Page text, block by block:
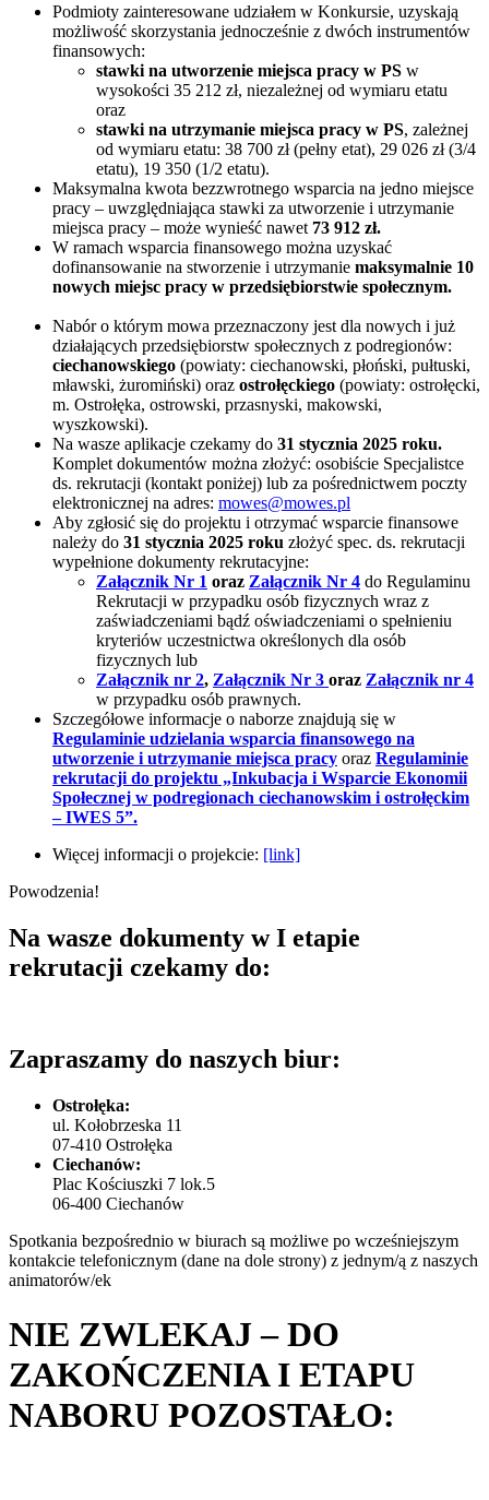
Podmioty zainteresowane udziałem w Konkursie, uzyskają
możliwość skorzystania jednocześnie z dwóch instrumentów
finansowych:
stawki na utworzenie miejsca pracy w PS w
wysokości 35 212 zł, niezależnej od wymiaru etatu
oraz
stawki na utrzymanie miejsca pracy w PS, zależnej
od wymiaru etatu: 38 700 zł (pełny etat), 29 026 zł (3/4
etatu), 19 350 (1/2 etatu).
Maksymalna kwota bezzwrotnego wsparcia na jedno miejsce
pracy – uwzględniająca stawki za utworzenie i utrzymanie
miejsca pracy – może wynieść nawet 73 912 zł.
W ramach wsparcia finansowego można uzyskać
dofinansowanie na stworzenie i utrzymanie maksymalnie 10
nowych miejsc pracy w przedsiębiorstwie społecznym.
Nabór o którym mowa przeznaczony jest dla nowych i już
działających przedsiębiorstw społecznych z podregionów:
ciechanowskiego (powiaty: ciechanowski, płoński, pułtuski,
mławski, żuromiński) oraz ostrołęckiego (powiaty: ostrołęcki,
m. Ostrołęka, ostrowski, przasnyski, makowski,
wyszkowski).
Na wasze aplikacje czekamy do 31 stycznia 2025 roku.
Komplet dokumentów można złożyć: osobiście Specjalistce
ds. rekrutacji (kontakt poniżej) lub za pośrednictwem poczty
elektronicznej na adres: mowes@mowes.pl
Aby zgłosić się do projektu i otrzymać wsparcie finansowe
należy do 31 stycznia 2025 roku złożyć spec. ds. rekrutacji
wypełnione dokumenty rekrutacyjne:
Załącznik Nr 1 oraz Załącznik Nr 4 do Regulaminu
Rekrutacji w przypadku osób fizycznych wraz z
zaświadczeniami bądź oświadczeniami o spełnieniu
kryteriów uczestnictwa określonych dla osób
fizycznych lub
Załącznik nr 2, Załącznik Nr 3 oraz Załącznik nr 4
w przypadku osób prawnych.
Szczegółowe informacje o naborze znajdują się w
Regulaminie udzielania wsparcia finansowego na
utworzenie i utrzymanie miejsca pracy oraz Regulaminie
rekrutacji do projektu „Inkubacja i Wsparcie Ekonomii
Społecznej w podregionach ciechanowskim i ostrołęckim
– IWES 5”.
Więcej informacji o projekcie: [link]
Powodzenia!
Na wasze dokumenty w I etapie
rekrutacji czekamy do:
Zapraszamy do naszych biur:
Ostrołęka:
ul. Kołobrzeska 11
07-410 Ostrołęka
Ciechanów:
Plac Kościuszki 7 lok.5
06-400 Ciechanów
Spotkania bezpośrednio w biurach są możliwe po wcześniejszym
kontakcie telefonicznym (dane na dole strony) z jednym/ą z naszych
animatorów/ek
NIE ZWLEKAJ – DO
ZAKOŃCZENIA I ETAPU
NABORU POZOSTAŁO: